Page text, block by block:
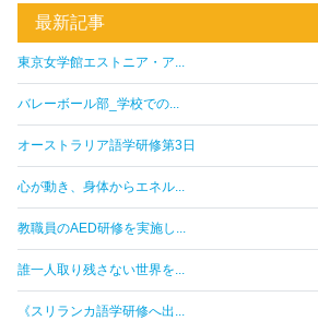
最新記事
東京女学館エストニア・ア...
バレーボール部_学校での...
オーストラリア語学研修第3日
心が動き、身体からエネル...
教職員のAED研修を実施し...
誰一人取り残さない世界を...
《スリランカ語学研修へ出...